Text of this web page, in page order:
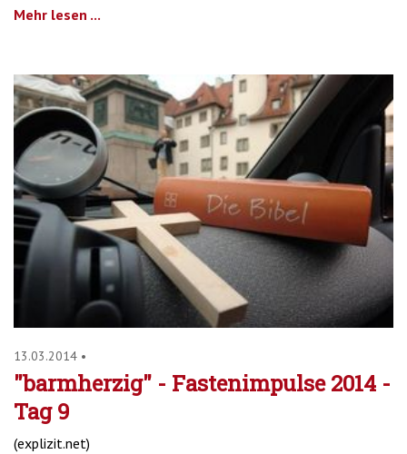
Mehr lesen ...
13.03.2014 •
"barmherzig" - Fastenimpulse 2014 -
Tag 9
(explizit.net)